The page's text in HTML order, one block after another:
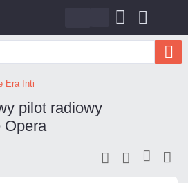
Era Inti
pilot radiowy
Opera